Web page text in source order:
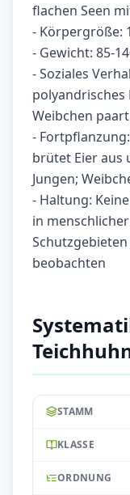
flachen Seen
- Körpergröße:
- Gewicht: 85-
- Soziales
Weibchen
-
brütet Eier aus
Jungen;
- Haltung:
in
beobachten
STAMM
KLASSE
ORDNUNG